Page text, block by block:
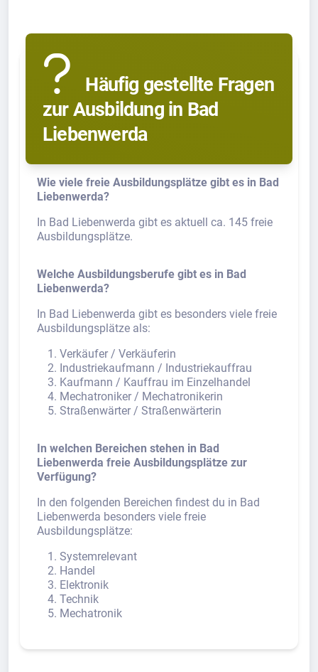
Häufig gestellte Fragen
zur Ausbildung in Bad
Liebenwerda
Wie viele freie Ausbildungsplätze gibt es in Bad
Liebenwerda?
In Bad Liebenwerda gibt es aktuell ca. 145 freie
Ausbildungsplätze.
Welche Ausbildungsberufe gibt es in Bad
Liebenwerda?
In Bad Liebenwerda gibt es besonders viele freie
Ausbildungsplätze als:
Verkäufer / Verkäuferin
Industriekaufmann / Industriekauffrau
Kaufmann / Kauffrau im Einzelhandel
Mechatroniker / Mechatronikerin
Straßenwärter / Straßenwärterin
In welchen Bereichen stehen in Bad
Liebenwerda freie Ausbildungsplätze zur
Verfügung?
In den folgenden Bereichen findest du in Bad
Liebenwerda besonders viele freie
Ausbildungsplätze:
Systemrelevant
Handel
Elektronik
Technik
Mechatronik